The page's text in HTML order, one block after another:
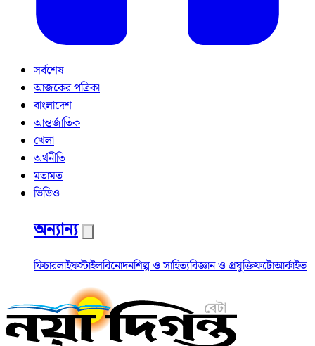
সর্বশেষ
আজকের পত্রিকা
বাংলাদেশ
আন্তর্জাতিক
খেলা
অর্থনীতি
মতামত
ভিডিও
অন্যান্য
ফিচারলাইফস্টাইলবিনোদনশিল্প ও সাহিত্যবিজ্ঞান ও প্রযুক্তিফটোআর্কাইভ